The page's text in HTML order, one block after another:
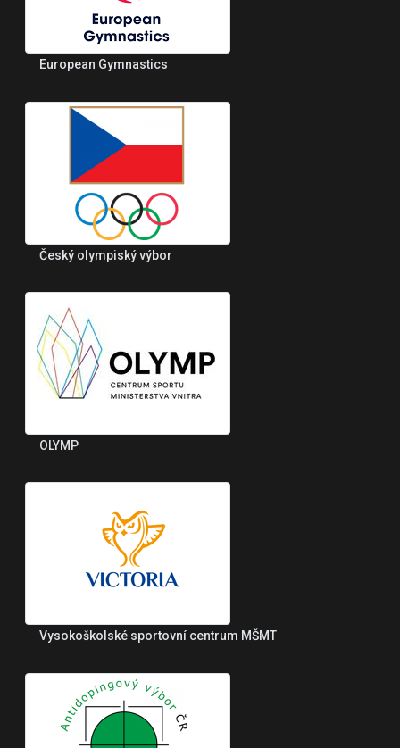
European Gymnastics
Český olympiský výbor
OLYMP
Vysokoškolské sportovní centrum MŠMT